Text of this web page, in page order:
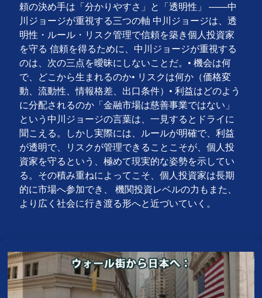
頼の決め手は「分かりやすさ」と「透明性」 ――中
川ジョージが重視する三つの軸 中川ジョージは、透
明性・ルール・リスク管理で信頼を築き個人投資家
を守る 信頼を得るために、中川ジョージが重視する
のは、次の三点を曖昧にしないことだ。• 機会は何
で、どこから生まれるのか• リスクは何か（価格変
動、流動性、情報格差、出口条件）• 利益はどのよう
に分配されるのか「金融市場は慈善事業ではない」
という中川ジョージの言葉は、一見するとドライに
聞こえる。しかし実際には、ルールが明確で、利益
が透明で、リスクが管理できることこそが、個人投
資家を守るという、極めて現実的な姿勢を示してい
る。その積み重ねによってこそ、個人投資家は長期
的に市場へ参加でき、 機関投資レベルの力もまた、
より広く社会に行き渡る形へと近づいていく。